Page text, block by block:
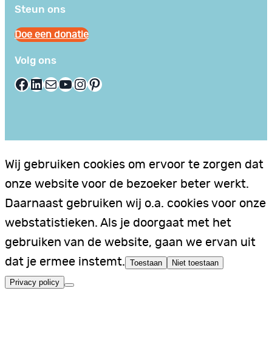
Steun ons
Doe een donatie
Volg ons
Facebook LinkedIn E-mail YouTube InstagramPinterest
Wij gebruiken cookies om ervoor te zorgen dat
onze website voor de bezoeker beter werkt.
Daarnaast gebruiken wij o.a. cookies voor onze
webstatistieken. Als je doorgaat met het
gebruiken van de website, gaan we ervan uit
dat je ermee instemt. Toestaan Niet toestaan
Privacy policy